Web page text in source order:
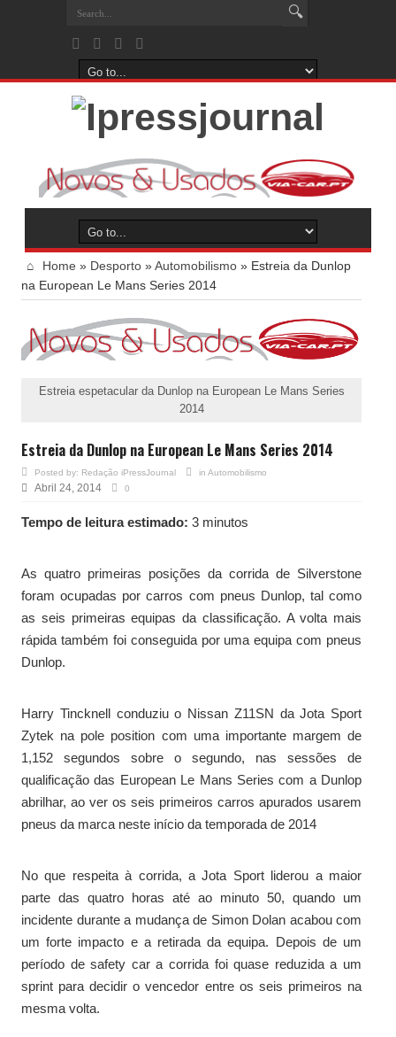
Home » Desporto »Automobilismo » Estreia da Dunlop
na European Le Mans Series 2014
Estreia espetacular da Dunlop na European Le Mans Series
2014
Estreia da Dunlop na European Le Mans Series 2014
Posted by: Redação iPressJournal in Automobilismo
Abril 24, 2014 0
Tempo de leitura estimado: 3 minutos
As quatro primeiras posições da corrida de Silverstone
foram ocupadas por carros com pneus Dunlop, tal como
as seis primeiras equipas da classificação. A volta mais
rápida também foi conseguida por uma equipa com pneus
Dunlop.
Harry Tincknell conduziu o Nissan Z11SN da Jota Sport
Zytek na pole position com uma importante margem de
1,152 segundos sobre o segundo, nas sessões de
qualificação das European Le Mans Series com a Dunlop
abrilhar, ao ver os seis primeiros carros apurados usarem
pneus da marca neste início da temporada de 2014
No que respeita à corrida, a Jota Sport liderou a maior
parte das quatro horas até ao minuto 50, quando um
incidente durante a mudança de Simon Dolan acabou com
um forte impacto e a retirada da equipa. Depois de um
período de safety car a corrida foi quase reduzida a um
sprint para decidir o vencedor entre os seis primeiros na
mesma volta.